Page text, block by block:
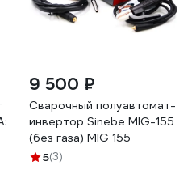
9 500 ₽
Сварочный полуавтомат-
инвертор Sinebe MIG-155
(без газа) MIG 155
5(3)